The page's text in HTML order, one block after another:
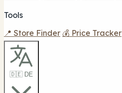
Tools
📍 Store Finder 💰 Price Tracker
🇩🇪 DE